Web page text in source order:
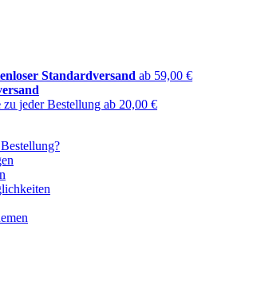
Standardversand ab 59,00 €
zu jeder Bestellung ab 20,00 €